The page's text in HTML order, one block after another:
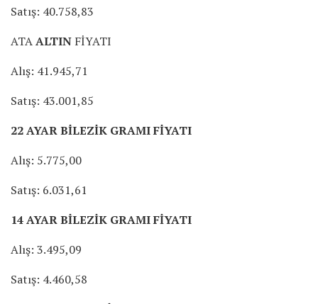
Satış: 40.758,83
ATAALTIN FİYATI
Alış: 41.945,71
Satış: 43.001,85
22 AYAR BİLEZİK GRAMI FİYATI
Alış: 5.775,00
Satış: 6.031,61
14 AYAR BİLEZİK GRAMI FİYATI
Alış: 3.495,09
Satış: 4.460,58